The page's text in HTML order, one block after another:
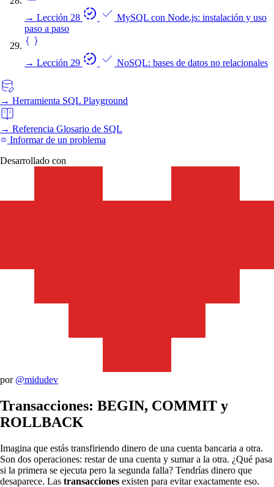
→ Lección 28
MySQL con Node.js: instalación y uso
paso a paso
→ Lección 29 NoSQL: bases de datos no relacionales
→ Herramienta SQL Playground
→ Referencia Glosario de SQL
Informar de un problema
Desarrollado con
por @midudev
Transacciones: BEGIN, COMMIT y
ROLLBACK
Imagina que estás transfiriendo dinero de una cuenta bancaria a otra.
Son dos operaciones: restar de una cuenta y sumar a la otra. ¿Qué pasa
si la primera se ejecuta pero la segunda falla? Tendrías dinero que
desaparece. Las transacciones existen para evitar exactamente eso.